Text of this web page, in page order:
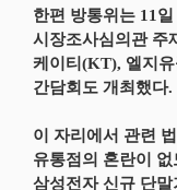
한편 방통위는 11
시장조사심의관 주
케이티(KT), 엘지
간담회도 개최했다.
이 자리에서 관련
유통점의 혼란이
삼성전자 신규 단